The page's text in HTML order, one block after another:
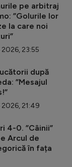
pe arbitraj
”Golurile lor
la care noi
23:55
după
”Mesajul
21:49
4-0. ”Câinii”
Arcul de
în fața